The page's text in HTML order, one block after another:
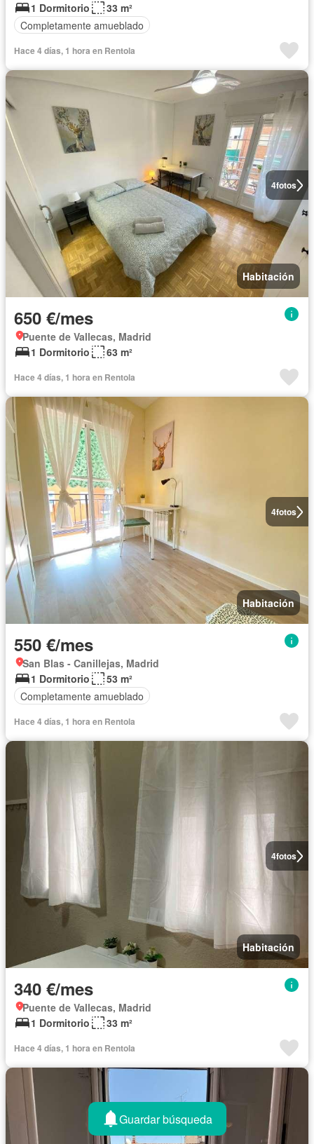
1 Dormitorio
33 m²
Completamente amueblado
Hace 4 días, 1 hora en Rentola
4fotos
Habitación
650 €/mes
Puente de Vallecas, Madrid
1 Dormitorio
63 m²
Hace 4 días, 1 hora en Rentola
4fotos
Habitación
550 €/mes
San Blas - Canillejas, Madrid
1 Dormitorio
53 m²
Completamente amueblado
Hace 4 días, 1 hora en Rentola
4fotos
Habitación
340 €/mes
Puente de Vallecas, Madrid
1 Dormitorio
33 m²
Hace 4 días, 1 hora en Rentola
Guardar búsqueda